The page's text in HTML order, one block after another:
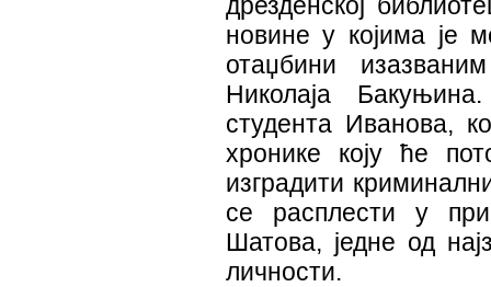
новине у којима је
отаџбини
Николаја
студента Иванова,
хронике коју ће
изградити
се расплести у
Шатова, једне од
личности.